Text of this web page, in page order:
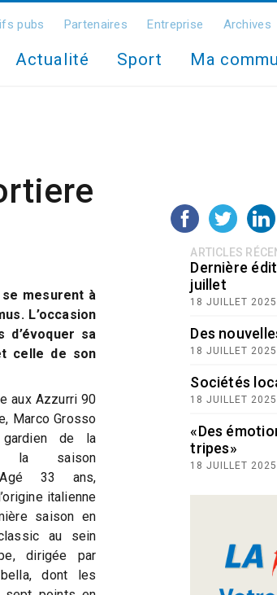
pubs Partenaires Entreprise Archives
Actualité Sport Ma
mesurent à
L’occasion
d’évoquer sa
celle de son
aux Azzurri 90
Marco Grosso
de la
la saison
33 ans,
italienne
saison en
au sein
dirigée par
dont les
ARTICLES
Dernière
juillet
18 JUILLET 2025
Des
18 JUILLET 2025
Sociétés
18 JUILLET 2025
«Des
tripes»
18 JUILLET 2025